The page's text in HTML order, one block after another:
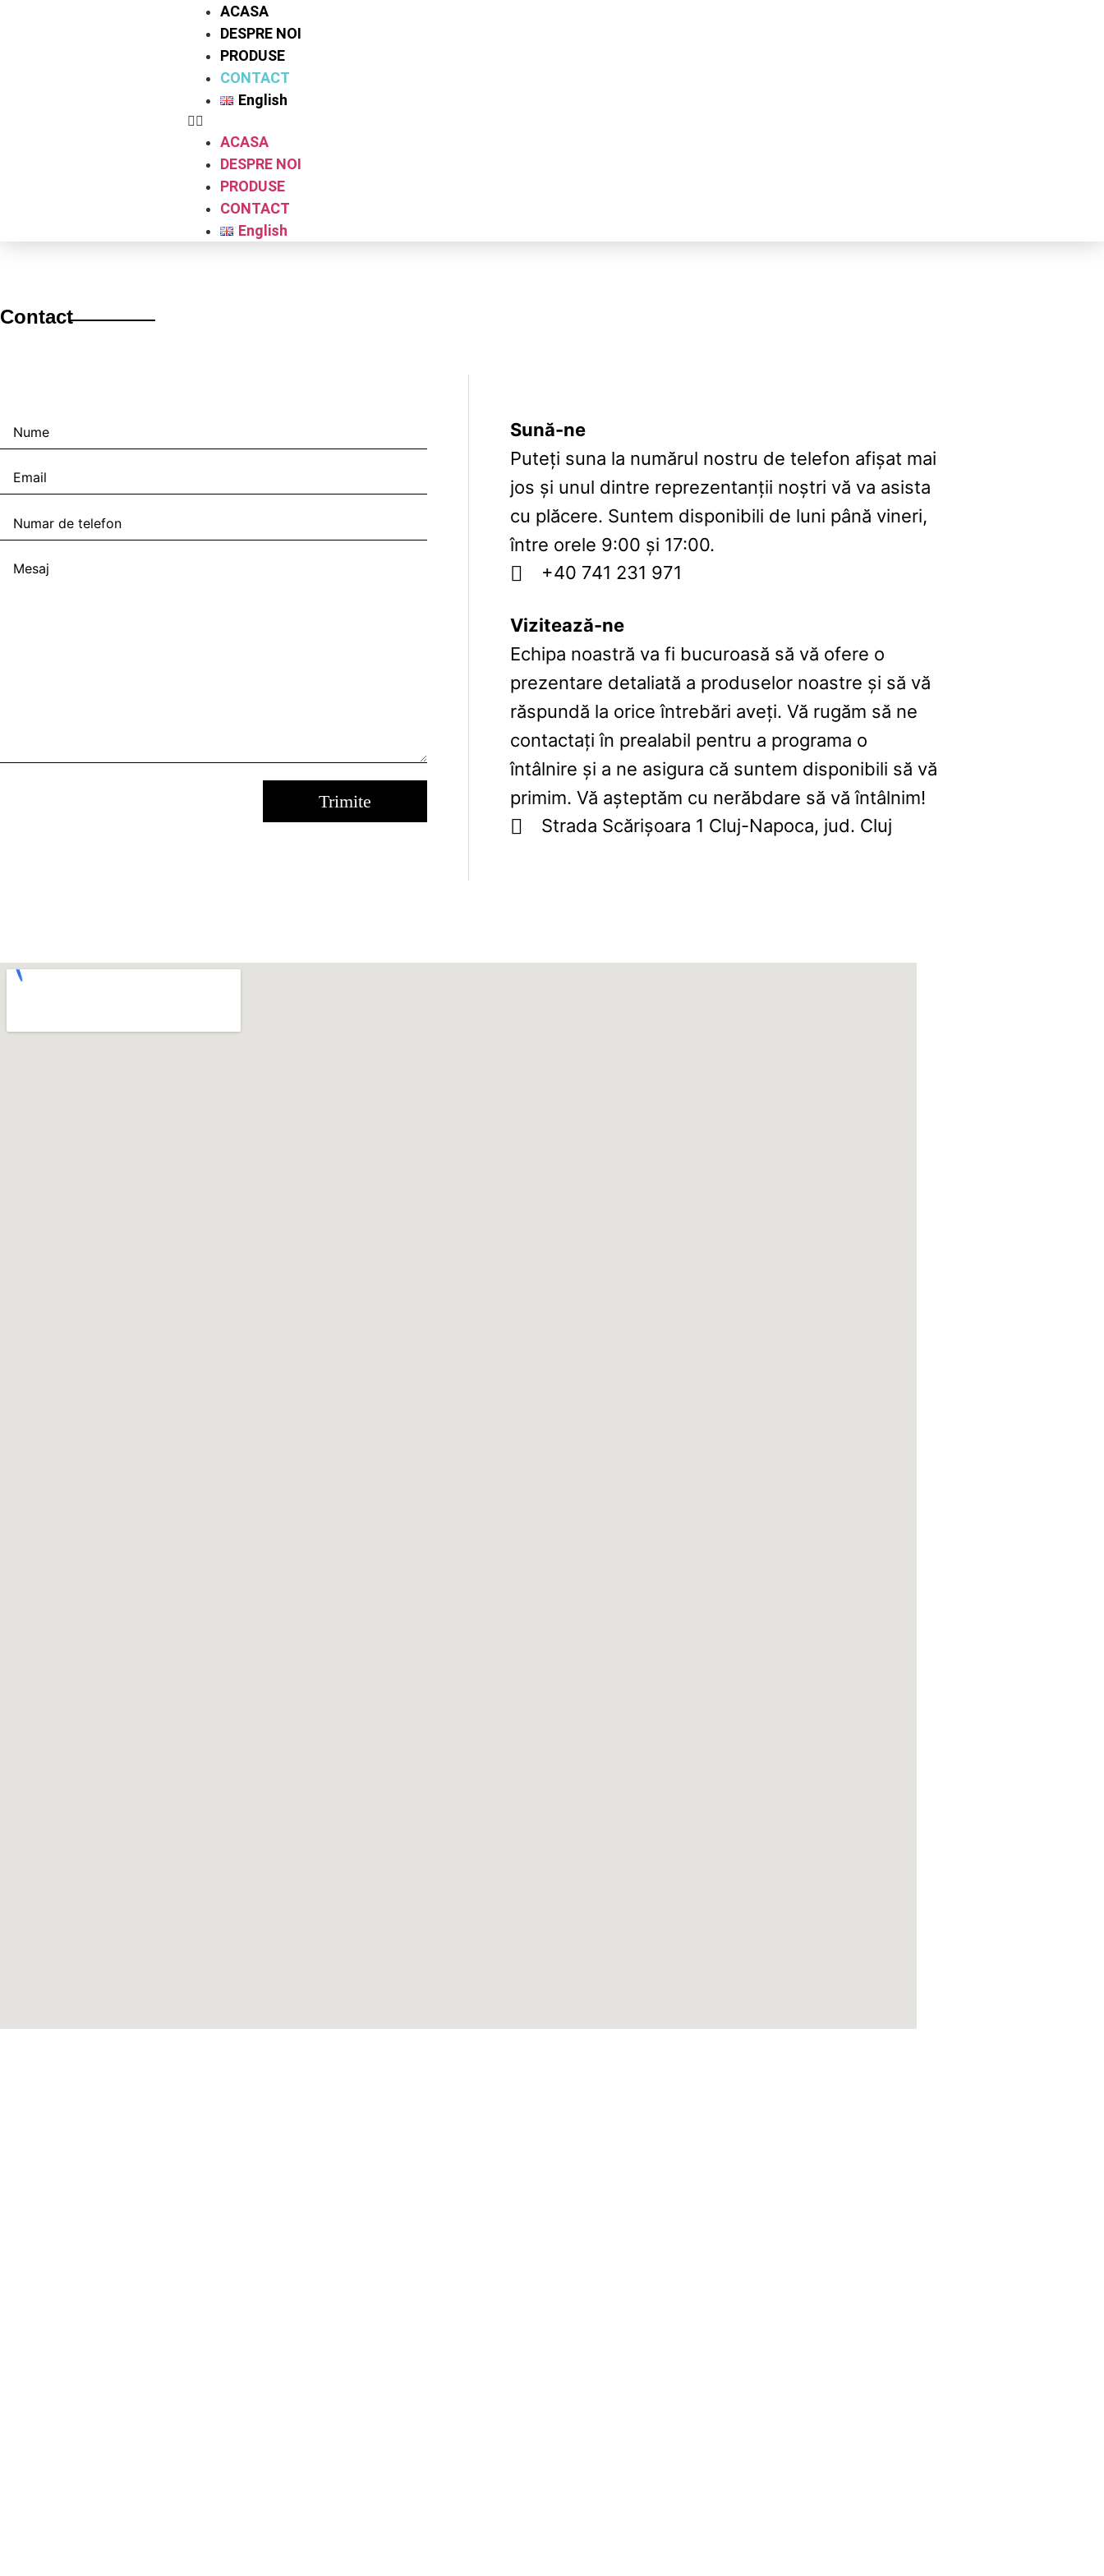
ACASA
DESPRE NOI
PRODUSE
CONTACT
English
ACASA
DESPRE NOI
PRODUSE
CONTACT
English
Contact
Sună-ne
Puteți suna la numărul nostru de telefon afișat mai
jos și unul dintre reprezentanții noștri vă va asista
cu plăcere. Suntem disponibili de luni până vineri,
între orele 9:00 și 17:00.
+40 741 231 971
Vizitează-ne
Echipa noastră va fi bucuroasă să vă ofere o
prezentare detaliată a produselor noastre și să vă
răspundă la orice întrebări aveți. Vă rugăm să ne
contactați în prealabil pentru a programa o
întâlnire și a ne asigura că suntem disponibili să vă
primim. Vă așteptăm cu nerăbdare să vă întâlnim!
Strada Scărișoara 1 Cluj-Napoca, jud. Cluj